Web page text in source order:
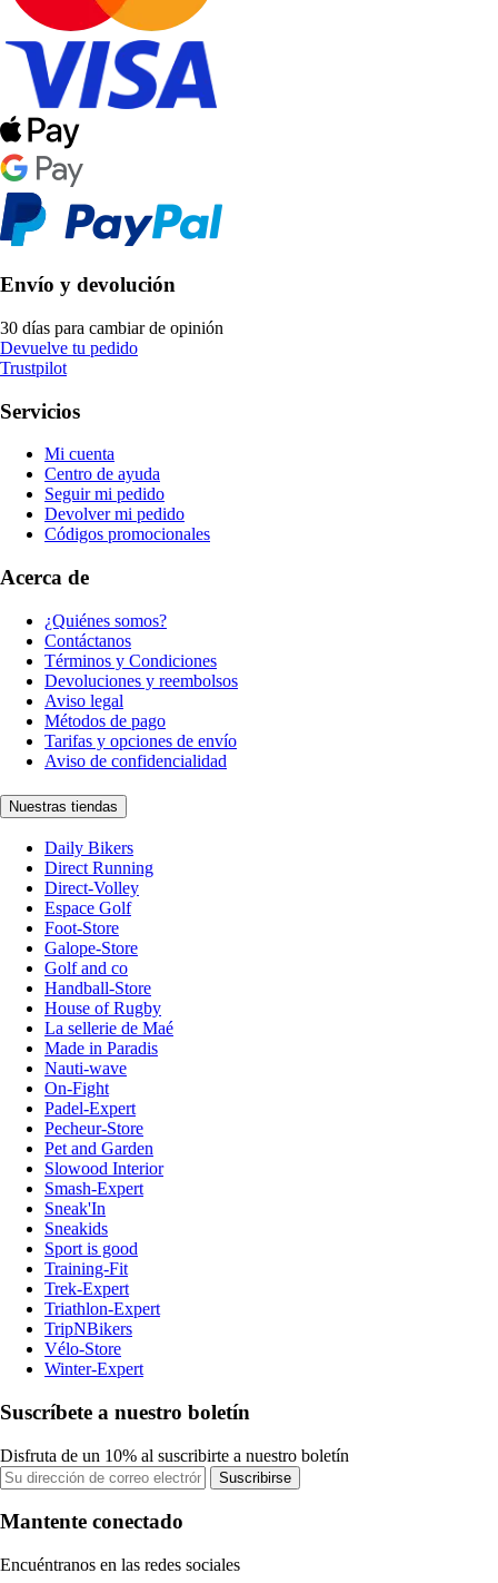
Envío y devolución
30 días para cambiar de opinión
Devuelve tu pedido
Trustpilot
Servicios
Mi cuenta
Centro de ayuda
Seguir mi pedido
Devolver mi pedido
Códigos promocionales
Acerca de
¿Quiénes somos?
Contáctanos
Términos y Condiciones
Devoluciones y reembolsos
Aviso legal
Métodos de pago
Tarifas y opciones de envío
Aviso de confidencialidad
Nuestras tiendas
Daily Bikers
Direct Running
Direct-Volley
Espace Golf
Foot-Store
Galope-Store
Golf and co
Handball-Store
House of Rugby
La sellerie de Maé
Made in Paradis
Nauti-wave
On-Fight
Padel-Expert
Pecheur-Store
Pet and Garden
Slowood Interior
Smash-Expert
Sneak'In
Sneakids
Sport is good
Training-Fit
Trek-Expert
Triathlon-Expert
TripNBikers
Vélo-Store
Winter-Expert
Suscríbete a nuestro boletín
Disfruta de un 10% al suscribirte a nuestro boletín
Suscribirse
Mantente conectado
Encuéntranos en las redes sociales